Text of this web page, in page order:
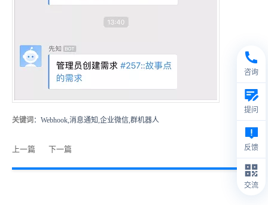
关键词 ：Webhook,消息通知,企业微信,群机器人
上一篇 下一篇
咨询
提问
反馈
交流